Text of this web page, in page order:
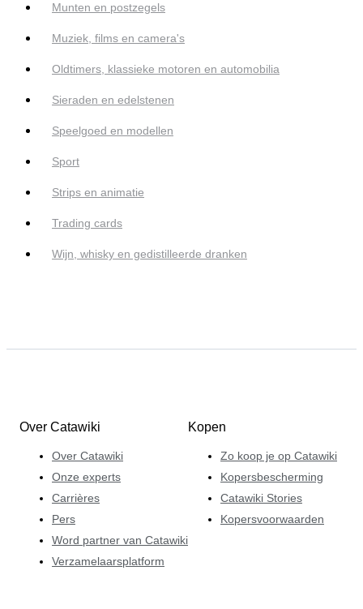
Munten en postzegels
Muziek, films en camera's
Oldtimers, klassieke motoren en automobilia
Sieraden en edelstenen
Speelgoed en modellen
Sport
Strips en animatie
Trading cards
Wijn, whisky en gedistilleerde dranken
Over Catawiki
Over Catawiki
Onze experts
Carrières
Pers
Word partner van Catawiki
Verzamelaarsplatform
Kopen
Zo koop je op Catawiki
Kopersbescherming
Catawiki Stories
Kopersvoorwaarden